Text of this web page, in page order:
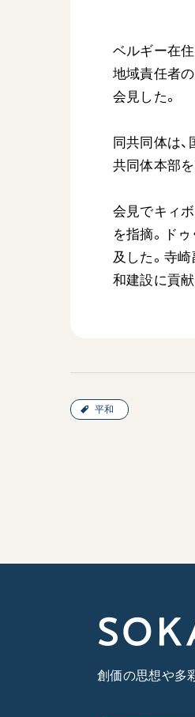
ベルギー在
地域責任者の
会見した。
同共同体は
共同体本部
会見でキィ
を指摘。ド
及した。寺
和建設に貢
平和
創価の思想や多